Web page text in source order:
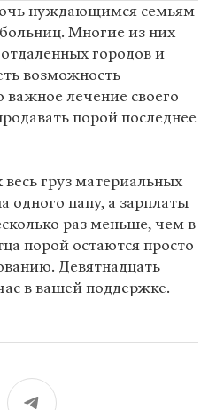
нуждающимся семьям
Многие из них
городов и
возможность
лечение своего
порой последнее
груз материальных
одного папу, а зарплаты
раз меньше, чем в
порой остаются просто
Девятнадцать
в вашей поддержке.